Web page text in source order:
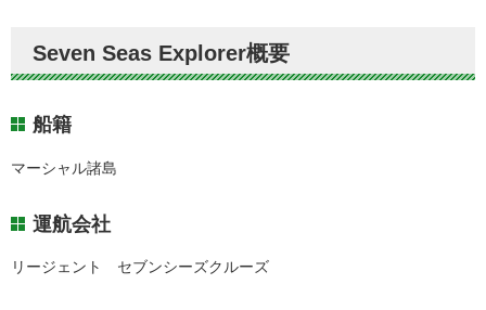
Seven Seas Explorer概要
船籍
マーシャル諸島
運航会社
リージェント セブンシーズクルーズ